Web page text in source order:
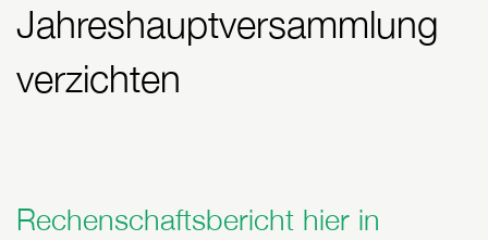
Jahreshauptversammlung
verzichten
Rechenschaftsbericht hier in